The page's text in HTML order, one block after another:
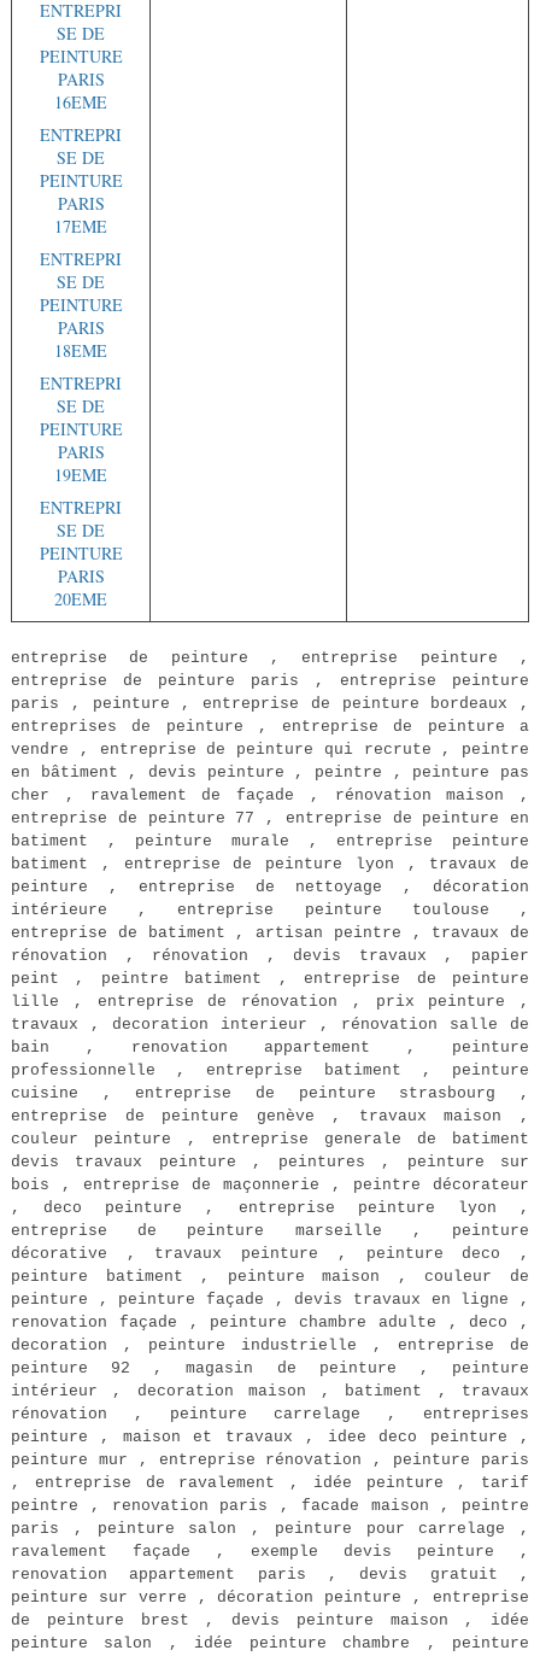
ENTREPRI
SE DE
PEINTURE
PARIS
16EME
ENTREPRI
SE DE
PEINTURE
PARIS
17EME
ENTREPRI
SE DE
PEINTURE
PARIS
18EME
ENTREPRI
SE DE
PEINTURE
PARIS
19EME
ENTREPRI
SE DE
PEINTURE
PARIS
20EME
entreprise de peinture , entreprise peinture ,
entreprise de peinture paris , entreprise peinture
paris , peinture , entreprise de peinture bordeaux ,
entreprises de peinture , entreprise de peinture a
vendre , entreprise de peinture qui recrute , peintre
en bâtiment , devis peinture , peintre , peinture pas
cher , ravalement de façade , rénovation maison ,
entreprise de peinture 77 , entreprise de peinture en
batiment , peinture murale , entreprise peinture
batiment , entreprise de peinture lyon , travaux de
peinture , entreprise de nettoyage , décoration
intérieure , entreprise peinture toulouse ,
entreprise de batiment , artisan peintre , travaux de
rénovation , rénovation , devis travaux , papier
peint , peintre batiment , entreprise de peinture
lille , entreprise de rénovation , prix peinture ,
travaux , decoration interieur , rénovation salle de
bain , renovation appartement , peinture
professionnelle , entreprise batiment , peinture
cuisine , entreprise de peinture strasbourg ,
entreprise de peinture genève , travaux maison ,
couleur peinture , entreprise generale de batiment
devis travaux peinture , peintures , peinture sur
bois , entreprise de maçonnerie , peintre décorateur
, deco peinture , entreprise peinture lyon ,
entreprise de peinture marseille , peinture
décorative , travaux peinture , peinture deco ,
peinture batiment , peinture maison , couleur de
peinture , peinture façade , devis travaux en ligne ,
renovation façade , peinture chambre adulte , deco ,
decoration , peinture industrielle , entreprise de
peinture 92 , magasin de peinture , peinture
intérieur , decoration maison , batiment , travaux
rénovation , peinture carrelage , entreprises
peinture , maison et travaux , idee deco peinture ,
peinture mur , entreprise rénovation , peinture paris
, entreprise de ravalement , idée peinture , tarif
peintre , renovation paris , facade maison , peintre
paris , peinture salon , peinture pour carrelage ,
ravalement façade , exemple devis peinture ,
renovation appartement paris , devis gratuit ,
peinture sur verre , décoration peinture , entreprise
de peinture brest , devis peinture maison , idée
peinture salon , idée peinture chambre , peinture